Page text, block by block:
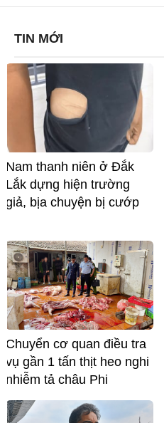
TIN MỚI
Nam thanh niên ở Đắk
Lắk dựng hiện trường
giả, bịa chuyện bị cướp
Chuyển cơ quan điều tra
vụ gần 1 tấn thịt heo nghi
nhiễm tả châu Phi